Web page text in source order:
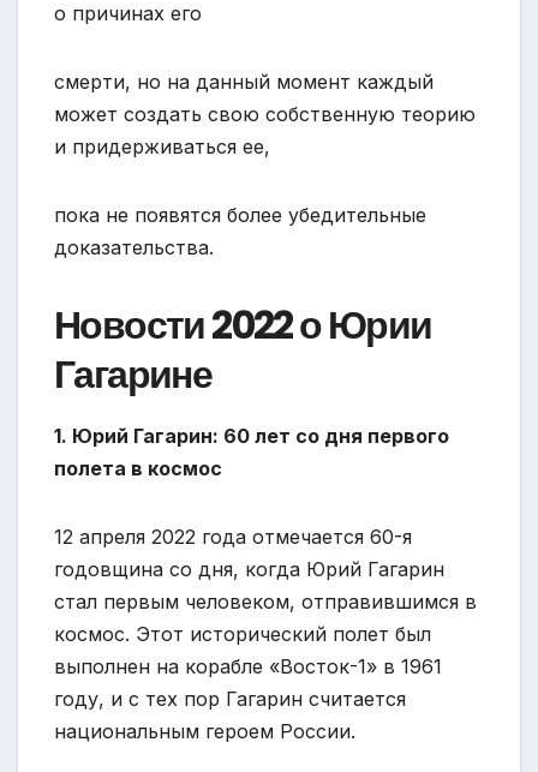
о причинах его
смерти, но на данный момент каждый
может создать свою собственную теорию
и придерживаться ее,
пока не появятся более убедительные
доказательства.
Новости 2022 о Юрии
Гагарине
1. Юрий Гагарин: 60 лет со дня первого
полета в космос
12 апреля 2022 года отмечается 60-я
годовщина со дня, когда Юрий Гагарин
стал первым человеком, отправившимся в
космос. Этот исторический полет был
выполнен на корабле «Восток-1» в 1961
году, и с тех пор Гагарин считается
национальным героем России.